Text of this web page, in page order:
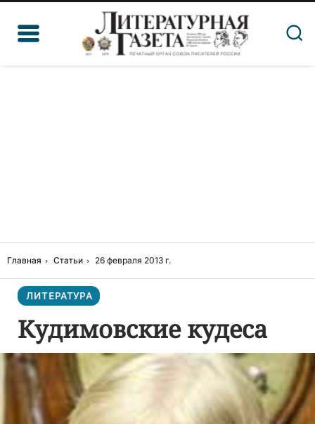
Главная Статьи 26 февраля 2013 г.
ЛИТЕРАТУРА
Кудимовские кудеса